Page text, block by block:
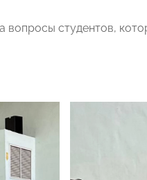
студентов,